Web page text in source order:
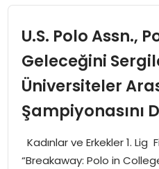
SPOR
MAGAZIN
SPOR
U.S. Polo Assn.,
Geleceğini
Üniversiteler
Şampiyonasını
Kadınlar ve Erkekler 1. Lig
“Breakaway: Polo in